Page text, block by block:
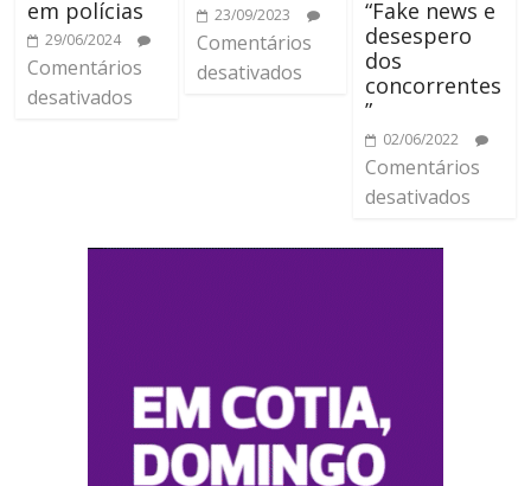
em polícias
29/06/2024
Comentários
desativados
23/09/2023
Comentários
desativados
“Fake news e
desespero
dos
concorrentes
”
02/06/2022
Comentários
desativados